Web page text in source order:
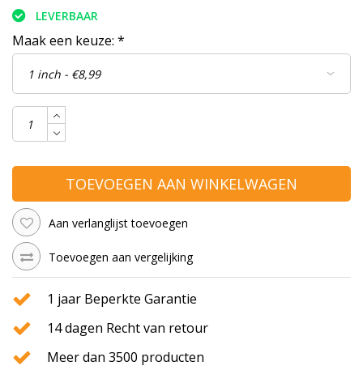
LEVERBAAR
Maak een keuze: *
TOEVOEGEN AAN WINKELWAGEN
Aan verlanglijst toevoegen
Toevoegen aan vergelijking
1 jaar Beperkte Garantie
14 dagen Recht van retour
Meer dan 3500 producten